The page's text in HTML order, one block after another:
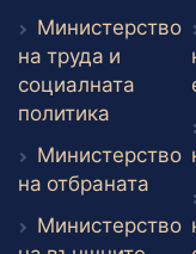
Външен линк
Министерство
на труда и
социалната
политика Външен
Министерство
на отбраната
Министерство